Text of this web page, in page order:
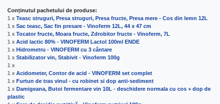
Conținutul pachetului de produse:
1 x Teasc struguri, Presa struguri, Presa fructe, Presa mere - Cos din lemn 12L
1 x Sac teasc, Sac fin presare - Vinoferm 12L, 44 x 47 cm
1 x Tocator fructe, Moara fructe, Zdrobitor fructe - Vinoferm, 7L
1 x Acid lactic 80% - VINOFERM Lactol 100ml ENDE
1 x Hidrometru - VINOFERM cu 3 cântare
1 x Stabilizator vin, Stabivit - Vinoferm 100g
1 x
1 x Acidometer, Contor de acid - VINOFERM set complet
1 x Furtun de tras vinul - cu robinet si dop anti-sediment
1 x Damigeana, Butoi fermentare vin 10L - deschidere normala cu cos + dop de
plastic